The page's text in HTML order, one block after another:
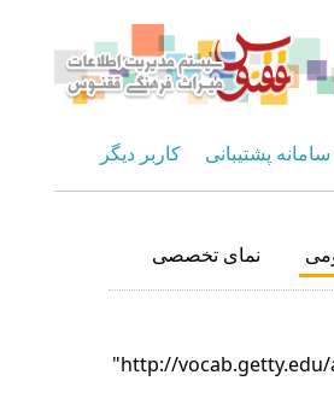
سامانه پشتیبانی کاربر دیگر
نمای تخصصی